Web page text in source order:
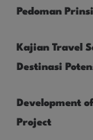
Pedoman
Kajian Travel
Destinasi
Development
Project